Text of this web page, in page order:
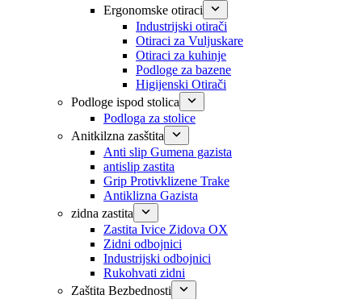
Ergonomske otiraci
Industrijski otirači
Otiraci za Vuljuskare
Otiraci za kuhinje
Podloge za bazene
Higijenski Otirači
Podloge ispod stolica
Podloga za stolice
Anitkilzna zasštita
Anti slip Gumena gazista
antislip zastita
Grip Protivklizene Trake
Antiklizna Gazista
zidna zastita
Zastita Ivice Zidova OX
Zidni odbojnici
Industrijski odbojnici
Rukohvati zidni
Zaštita Bezbednosti